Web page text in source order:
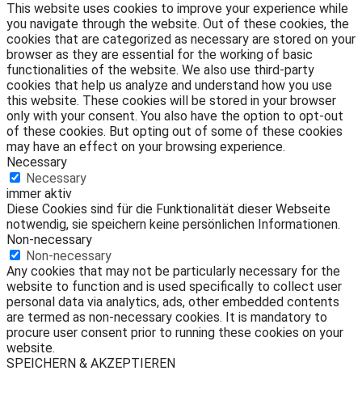
This website uses cookies to improve your experience while
you navigate through the website. Out of these cookies, the
cookies that are categorized as necessary are stored on your
browser as they are essential for the working of basic
functionalities of the website. We also use third-party
cookies that help us analyze and understand how you use
this website. These cookies will be stored in your browser
only with your consent. You also have the option to opt-out
of these cookies. But opting out of some of these cookies
may have an effect on your browsing experience.
Necessary
Necessary
immer aktiv
Diese Cookies sind für die Funktionalität dieser Webseite
notwendig, sie speichern keine persönlichen Informationen.
Non-necessary
Non-necessary
Any cookies that may not be particularly necessary for the
website to function and is used specifically to collect user
personal data via analytics, ads, other embedded contents
are termed as non-necessary cookies. It is mandatory to
procure user consent prior to running these cookies on your
website.
SPEICHERN & AKZEPTIEREN